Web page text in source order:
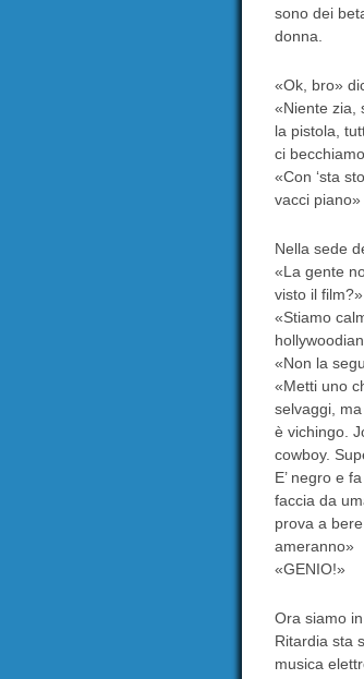
sono dei
donna.
«Ok, bro»
«Niente zia,
la pistola,
ci
«Con ‘sta
vacci piano»
Nella sede
«La gente
visto il film?»
«Stiamo
«Non la
«Metti uno
selvaggi,
è vichingo.
cowboy.
E’ negro e
faccia da
prova a
ameranno»
«GENIO!»
Ora siamo
Ritardia sta
musica